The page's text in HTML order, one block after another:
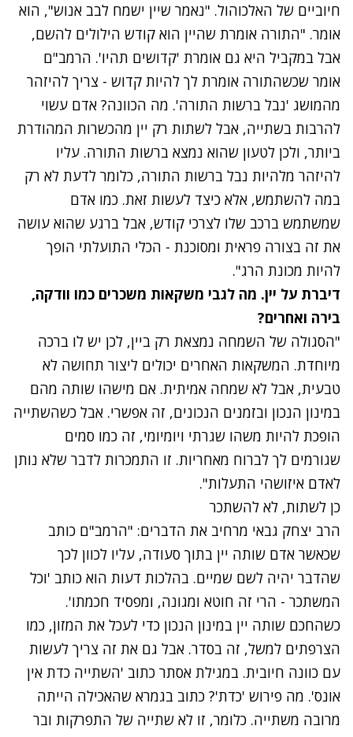
חיוביים של האלכוהול. "נאמר שיין ישמח לבב אנוש", הוא
אומר. "התורה אומרת שהיין הוא קודש הילולים להשם,
אבל במקביל היא גם אומרת 'קדושים תהיו'. הרמב"ם
אומר שכשהתורה אומרת לך להיות קדוש - צריך להיזהר
מהמושג 'נבל ברשות התורה'. מה הכוונה? אדם עשוי
להרבות בשתייה, אבל לשתות רק יין מהכשרות המהודרת
ביותר, ולכן לטעון שהוא נמצא ברשות התורה. עליו
להיזהר מלהיות נבל ברשות התורה, כלומר לדעת לא רק
במה להשתמש, אלא כיצד לעשות זאת. כמו אדם
שמשתמש ברכב שלו לצרכי קודש, אבל ברגע שהוא עושה
את זה בצורה פראית ומסוכנת - הכלי התועלתי הופך
להיות מכונת הרג".
דיברת על יין. מה לגבי משקאות משכרים כמו וודקה,
בירה ואחרים?
"הסגולה של השמחה נמצאת רק ביין, לכן יש לו ברכה
מיוחדת. המשקאות האחרים יכולים ליצור תחושה לא
טבעית, אבל לא שמחה אמיתית. אם מישהו שותה מהם
במינון הנכון ובזמנים הנכונים, זה אפשרי. אבל כשהשתייה
הופכת להיות משהו שגרתי ויומיומי, זה כמו סמים
שגורמים לך לברוח מאחריות. זו התמכרות לדבר שלא נותן
לאדם איזושהי התעלות".
כן לשתות, לא להשתכר
הרב יצחק גבאי מרחיב את הדברים: "הרמב"ם כותב
שכאשר אדם שותה יין בתוך סעודה, עליו לכוון לכך
שהדבר יהיה לשם שמיים. בהלכות דעות הוא כותב 'וכל
המשתכר - הרי זה חוטא ומגונה, ומפסיד חכמתו'.
כשהחכם שותה יין במינון הנכון כדי לעכל את המזון, כמו
הצרפתים למשל, זה בסדר. אבל גם את זה צריך לעשות
עם כוונה חיובית. במגילת אסתר כתוב 'השתייה כדת אין
אונס'. מה פירוש 'כדת'? כתוב בגמרא שהאכילה הייתה
מרובה משתייה. כלומר, זו לא שתייה של התפרקות ובר